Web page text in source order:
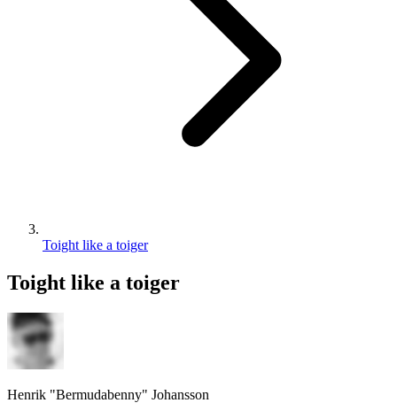
Toight like a toiger
Toight like a toiger
Henrik "Bermudabenny" Johansson